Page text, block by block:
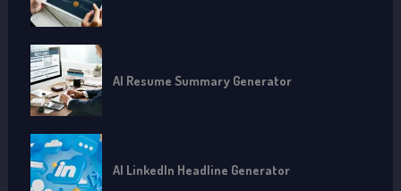
AI Resume Summary Generator
AI LinkedIn Headline Generator